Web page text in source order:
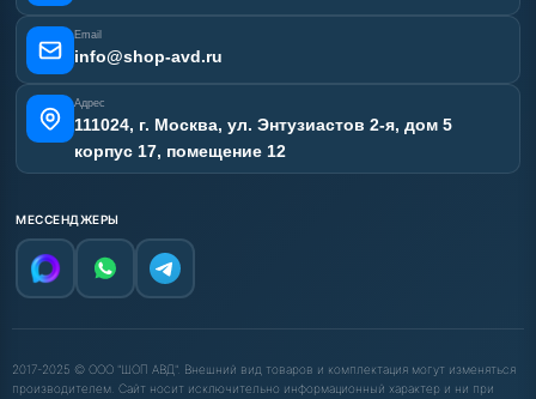
Карта сайта
Email
info@shop-avd.ru
Адрес
111024, г. Москва, ул. Энтузиастов 2-я, дом 5
корпус 17, помещение 12
МЕССЕНДЖЕРЫ
2017-2025 © ООО "ШОП АВД". Внешний вид товаров и комплектация могут изменяться
производителем. Сайт носит исключительно информационный характер и ни при